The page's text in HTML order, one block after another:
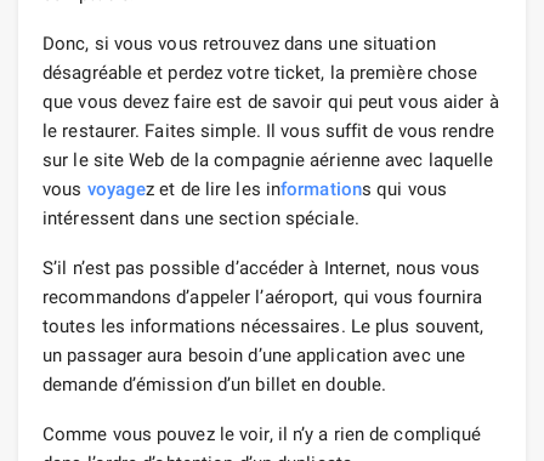
Donc, si vous vous retrouvez dans une situation
désagréable et perdez votre ticket, la première chose
que vous devez faire est de savoir qui peut vous aider à
le restaurer. Faites simple. Il vous suffit de vous rendre
sur le site Web de la compagnie aérienne avec laquelle
vous voyagez et de lire les informations qui vous
intéressent dans une section spéciale.
S’il n’est pas possible d’accéder à Internet, nous vous
recommandons d’appeler l’aéroport, qui vous fournira
toutes les informations nécessaires. Le plus souvent,
un passager aura besoin d’une application avec une
demande d’émission d’un billet en double.
Comme vous pouvez le voir, il n’y a rien de compliqué